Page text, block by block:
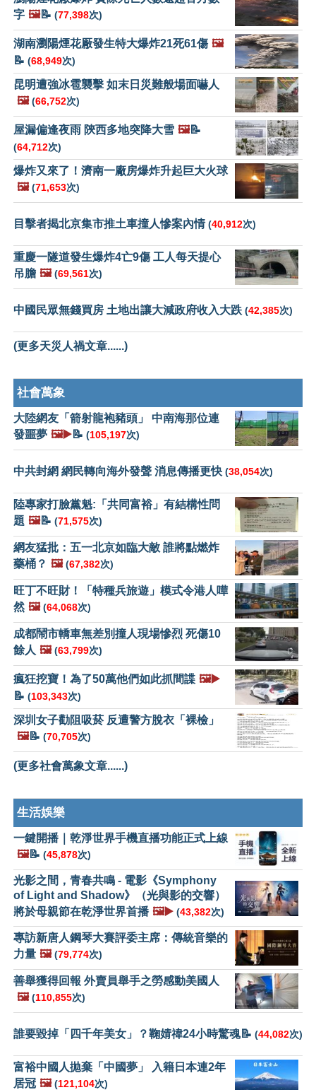
字 🖼️📝 (77,398次)
湖南瀏陽煙花厰發生特大爆炸21死61傷 🖼️
📝 (68,949次)
昆明遭強冰雹襲擊 如末日災難般場面嚇人
🖼️ (66,752次)
屋漏偏逢夜雨 陝西多地突降大雪 🖼️📝
(64,712次)
爆炸又來了！濟南一廠房爆炸升起巨大火球
🖼️ (71,653次)
目擊者揭北京集市推土車撞人慘案內情(40,912次)
重慶一隧道發生爆炸4亡9傷 工人每天提心
吊膽 🖼️ (69,561次)
中國民眾無錢買房 土地出讓大減政府收入大跌 (42,385次)
(更多天災人禍文章......)
社會萬象
大陸網友「箭射龍袍豬頭」 中南海那位連
發噩夢 🖼️▶️📝 (105,197次)
中共封網 網民轉向海外發聲 消息傳播更快 (38,054次)
陸專家打臉黨魁:「共同富裕」有結構性問
題 🖼️📝 (71,575次)
網友猛批：五一北京如臨大敵 誰將點燃炸
藥桶？ 🖼️ (67,382次)
旺丁不旺財！「特種兵旅遊」模式令港人嘩
然 🖼️ (64,068次)
成都鬧市轎車無差別撞人現場慘烈 死傷10
餘人 🖼️ (63,799次)
瘋狂挖寶！為了50萬他們如此抓間諜 🖼️▶️
📝 (103,343次)
深圳女子勸阻吸菸 反遭警方脫衣「裸檢」
🖼️📝 (70,705次)
(更多社會萬象文章......)
生活娛樂
一鍵開播｜乾淨世界手機直播功能正式上線
🖼️📝 (45,878次)
光影之間，青春共鳴 - 電影《Symphony
of Light and Shadow》（光與影的交響）
將於母親節在乾淨世界首播 🖼️▶️ (43,382次)
專訪新唐人鋼琴大賽評委主席：傳統音樂的
力量 🖼️ (79,774次)
善舉獲得回報 外賣員舉手之勞感動美國人
🖼️ (110,855次)
誰要毀掉「四千年美女」？鞠婧禕24小時驚魂📝 (44,082次)
富裕中國人拋棄「中國夢」 入籍日本連2年
居冠 🖼️ (121,104次)